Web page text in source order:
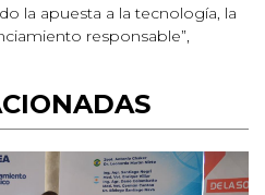
la apuesta a la tecnología, la
responsable”,